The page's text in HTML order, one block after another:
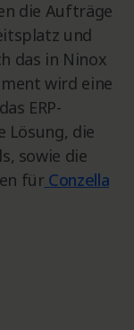
die Aufträge
und
das in Ninox
wird eine
ERP-
Lösung, die
sowie die
fürConzella